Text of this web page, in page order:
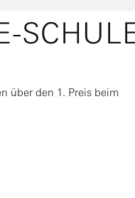
über den 1. Preis beim